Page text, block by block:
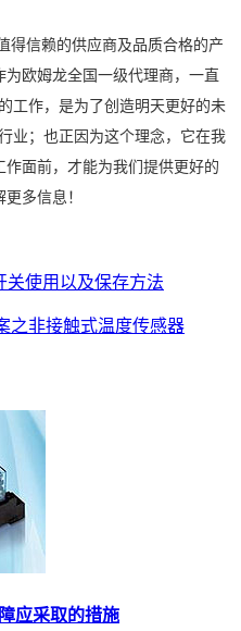
得信赖的供应商及品质合格的产
为欧姆龙全国一级代理商，一直
工作，是为了创造明天更好的未
业；也正因为这个理念，它在我
作面前，才能为我们提供更好的
多信息！
关使用以及保存方法
之非接触式温度传感器
应采取的措施